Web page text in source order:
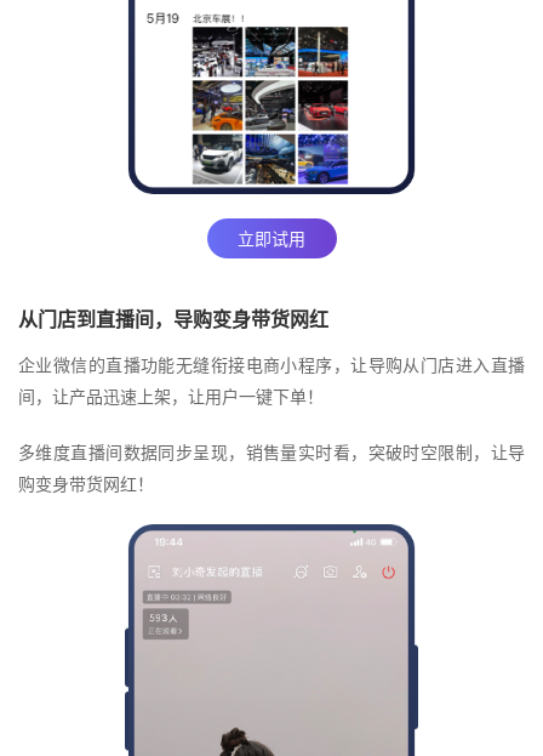
立即试用
从门店到直播间，导购变身带货网红
企业微信的直播功能无缝衔接电商小程序，让导购从门店进入直播
间，让产品迅速上架，让用户一键下单！
多维度直播间数据同步呈现，销售量实时看，突破时空限制，让导
购变身带货网红！